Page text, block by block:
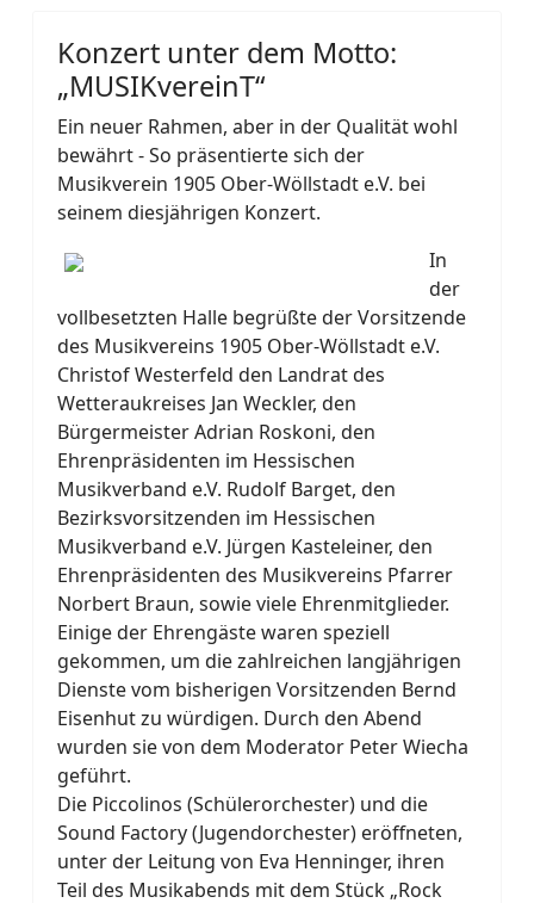
Konzert unter dem Motto:
„MUSIKvereinT“
Ein neuer Rahmen, aber in der Qualität wohl
bewährt - So präsentierte sich der
Musikverein 1905 Ober-Wöllstadt e.V. bei
seinem diesjährigen Konzert.
In
der
vollbesetzten Halle begrüßte der Vorsitzende
des Musikvereins 1905 Ober-Wöllstadt e.V.
Christof Westerfeld den Landrat des
Wetteraukreises Jan Weckler, den
Bürgermeister Adrian Roskoni, den
Ehrenpräsidenten im Hessischen
Musikverband e.V. Rudolf Barget, den
Bezirksvorsitzenden im Hessischen
Musikverband e.V. Jürgen Kasteleiner, den
Ehrenpräsidenten des Musikvereins Pfarrer
Norbert Braun, sowie viele Ehrenmitglieder.
Einige der Ehrengäste waren speziell
gekommen, um die zahlreichen langjährigen
Dienste vom bisherigen Vorsitzenden Bernd
Eisenhut zu würdigen. Durch den Abend
wurden sie von dem Moderator Peter Wiecha
geführt.
Die Piccolinos (Schülerorchester) und die
Sound Factory (Jugendorchester) eröffneten,
unter der Leitung von Eva Henninger, ihren
Teil des Musikabends mit dem Stück „Rock